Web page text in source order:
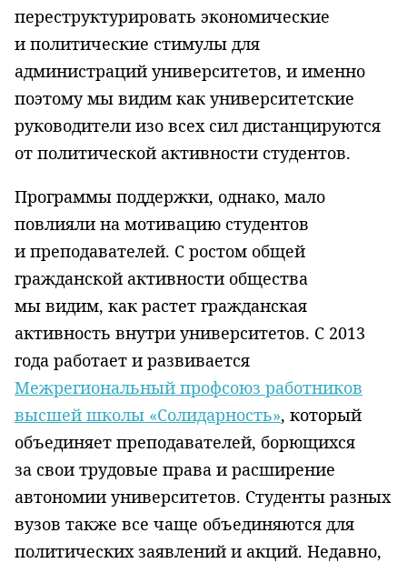
переструктурировать экономические
и политические стимулы для
администраций университетов, и именно
поэтому мы видим как университетские
руководители изо всех сил дистанцируются
от политической активности студентов.
Программы поддержки, однако, мало
повлияли на мотивацию студентов
и преподавателей. С ростом общей
гражданской активности общества
мы видим, как растет гражданская
активность внутри университетов. С 2013
года работает и развивается
Межрегиональный профсоюз работников
высшей школы «Солидарность», который
объединяет преподавателей, борющихся
за свои трудовые права и расширение
автономии университетов. Студенты разных
вузов также все чаще объединяются для
политических заявлений и акций. Недавно,